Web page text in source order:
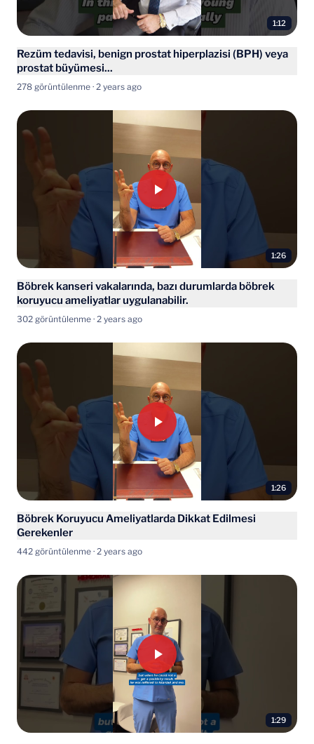
1:12
Rezüm tedavisi, benign prostat hiperplazisi (BPH) veya
prostat büyümesi...
278 görüntülenme · 2 years ago
1:26
Böbrek kanseri vakalarında, bazı durumlarda böbrek
koruyucu ameliyatlar uygulanabilir.
302 görüntülenme · 2 years ago
1:26
Böbrek Koruyucu Ameliyatlarda Dikkat Edilmesi
Gerekenler
442 görüntülenme · 2 years ago
1:29